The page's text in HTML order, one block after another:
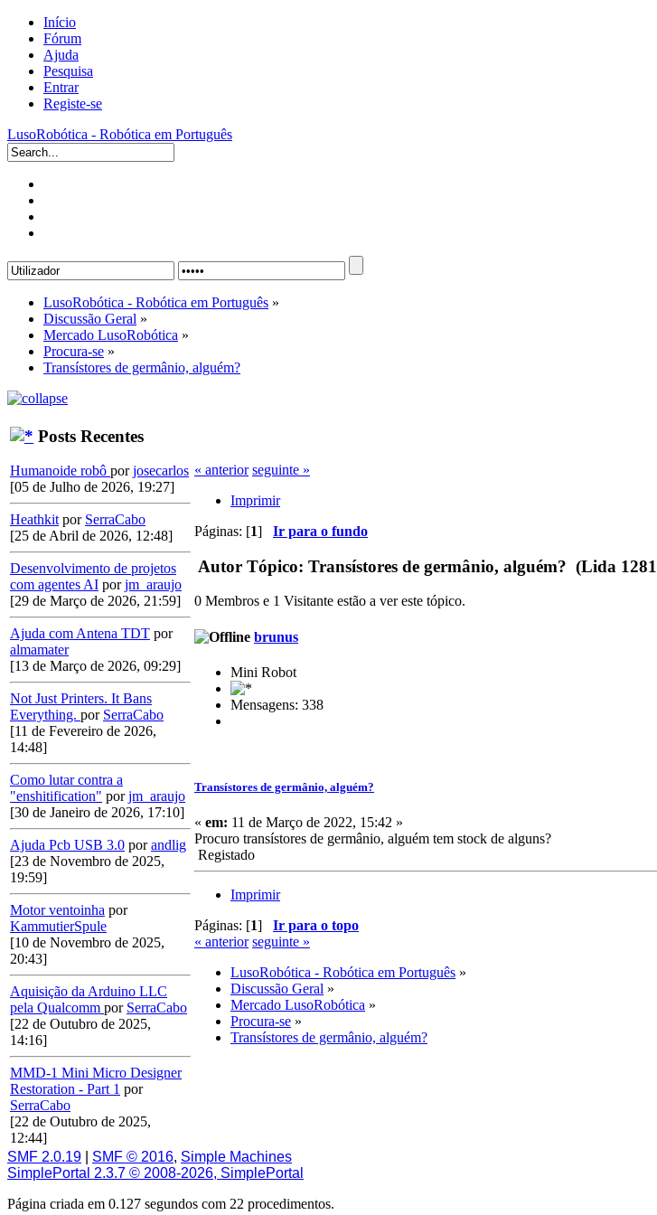
Início
Fórum
Ajuda
Pesquisa
Entrar
Registe-se
LusoRobótica - Robótica em Português
LusoRobótica - Robótica em Português »
Discussão Geral »
Mercado LusoRobótica »
Procura-se »
Transístores de germânio, alguém?
Posts Recentes
Humanoide robô porjosecarlos
[05 de Julho de 2026, 19:27]
Heathkit por SerraCabo
[25 de Abril de 2026, 12:48]
Desenvolvimento de projetos
com agentes AI porjm_araujo
[29 de Março de 2026, 21:59]
Ajuda com Antena TDT por
almamater
[13 de Março de 2026, 09:29]
Not Just Printers. It Bans
Everything. por SerraCabo
[11 de Fevereiro de 2026,
14:48]
Como lutar contra a
"enshitification" porjm_araujo
[30 de Janeiro de 2026, 17:10]
Ajuda Pcb USB 3.0 porandlig
[23 de Novembro de 2025,
19:59]
Motor ventoinha por
KammutierSpule
[10 de Novembro de 2025,
20:43]
Aquisição da Arduino LLC
pela Qualcomm por SerraCabo
[22 de Outubro de 2025,
14:16]
MMD-1 Mini Micro Designer
Restoration - Part 1 por
SerraCabo
[22 de Outubro de 2025,
12:44]
« anterior seguinte »
Imprimir
Páginas: [1] Ir para o fundo
Autor Tópico: Transístores de germânio, alguém? (Lida
0 Membros e 1 Visitante estão a ver este tópico.
brunus
Mini Robot
Mensagens: 338
Transístores de germânio, alguém?
« em: 11 de Março de 2022, 15:42 »
Procuro transístores de germânio, alguém tem stock de alguns?
Registado
Imprimir
Páginas: [1] Ir para o topo
« anterior seguinte »
LusoRobótica - Robótica em Português »
Discussão Geral »
Mercado LusoRobótica »
Procura-se »
Transístores de germânio, alguém?
SMF 2.0.19 SMF © 2016, Simple Machines
SimplePortal 2.3.7 © 2008-2026, SimplePortal
Página criada em 0.127 segundos com 22 procedimentos.